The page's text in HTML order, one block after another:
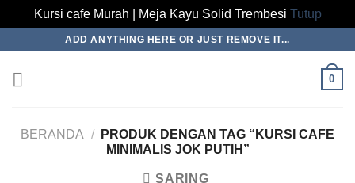
Kursi cafe Murah | Meja Kayu Solid Trembesi Tutup
content
ADD ANYTHING HERE OR JUST REMOVE IT...
0
BERANDA /
PRODUK DENGAN TAG “KURSI CAFE
MINIMALIS JOK PUTIH”
SARING